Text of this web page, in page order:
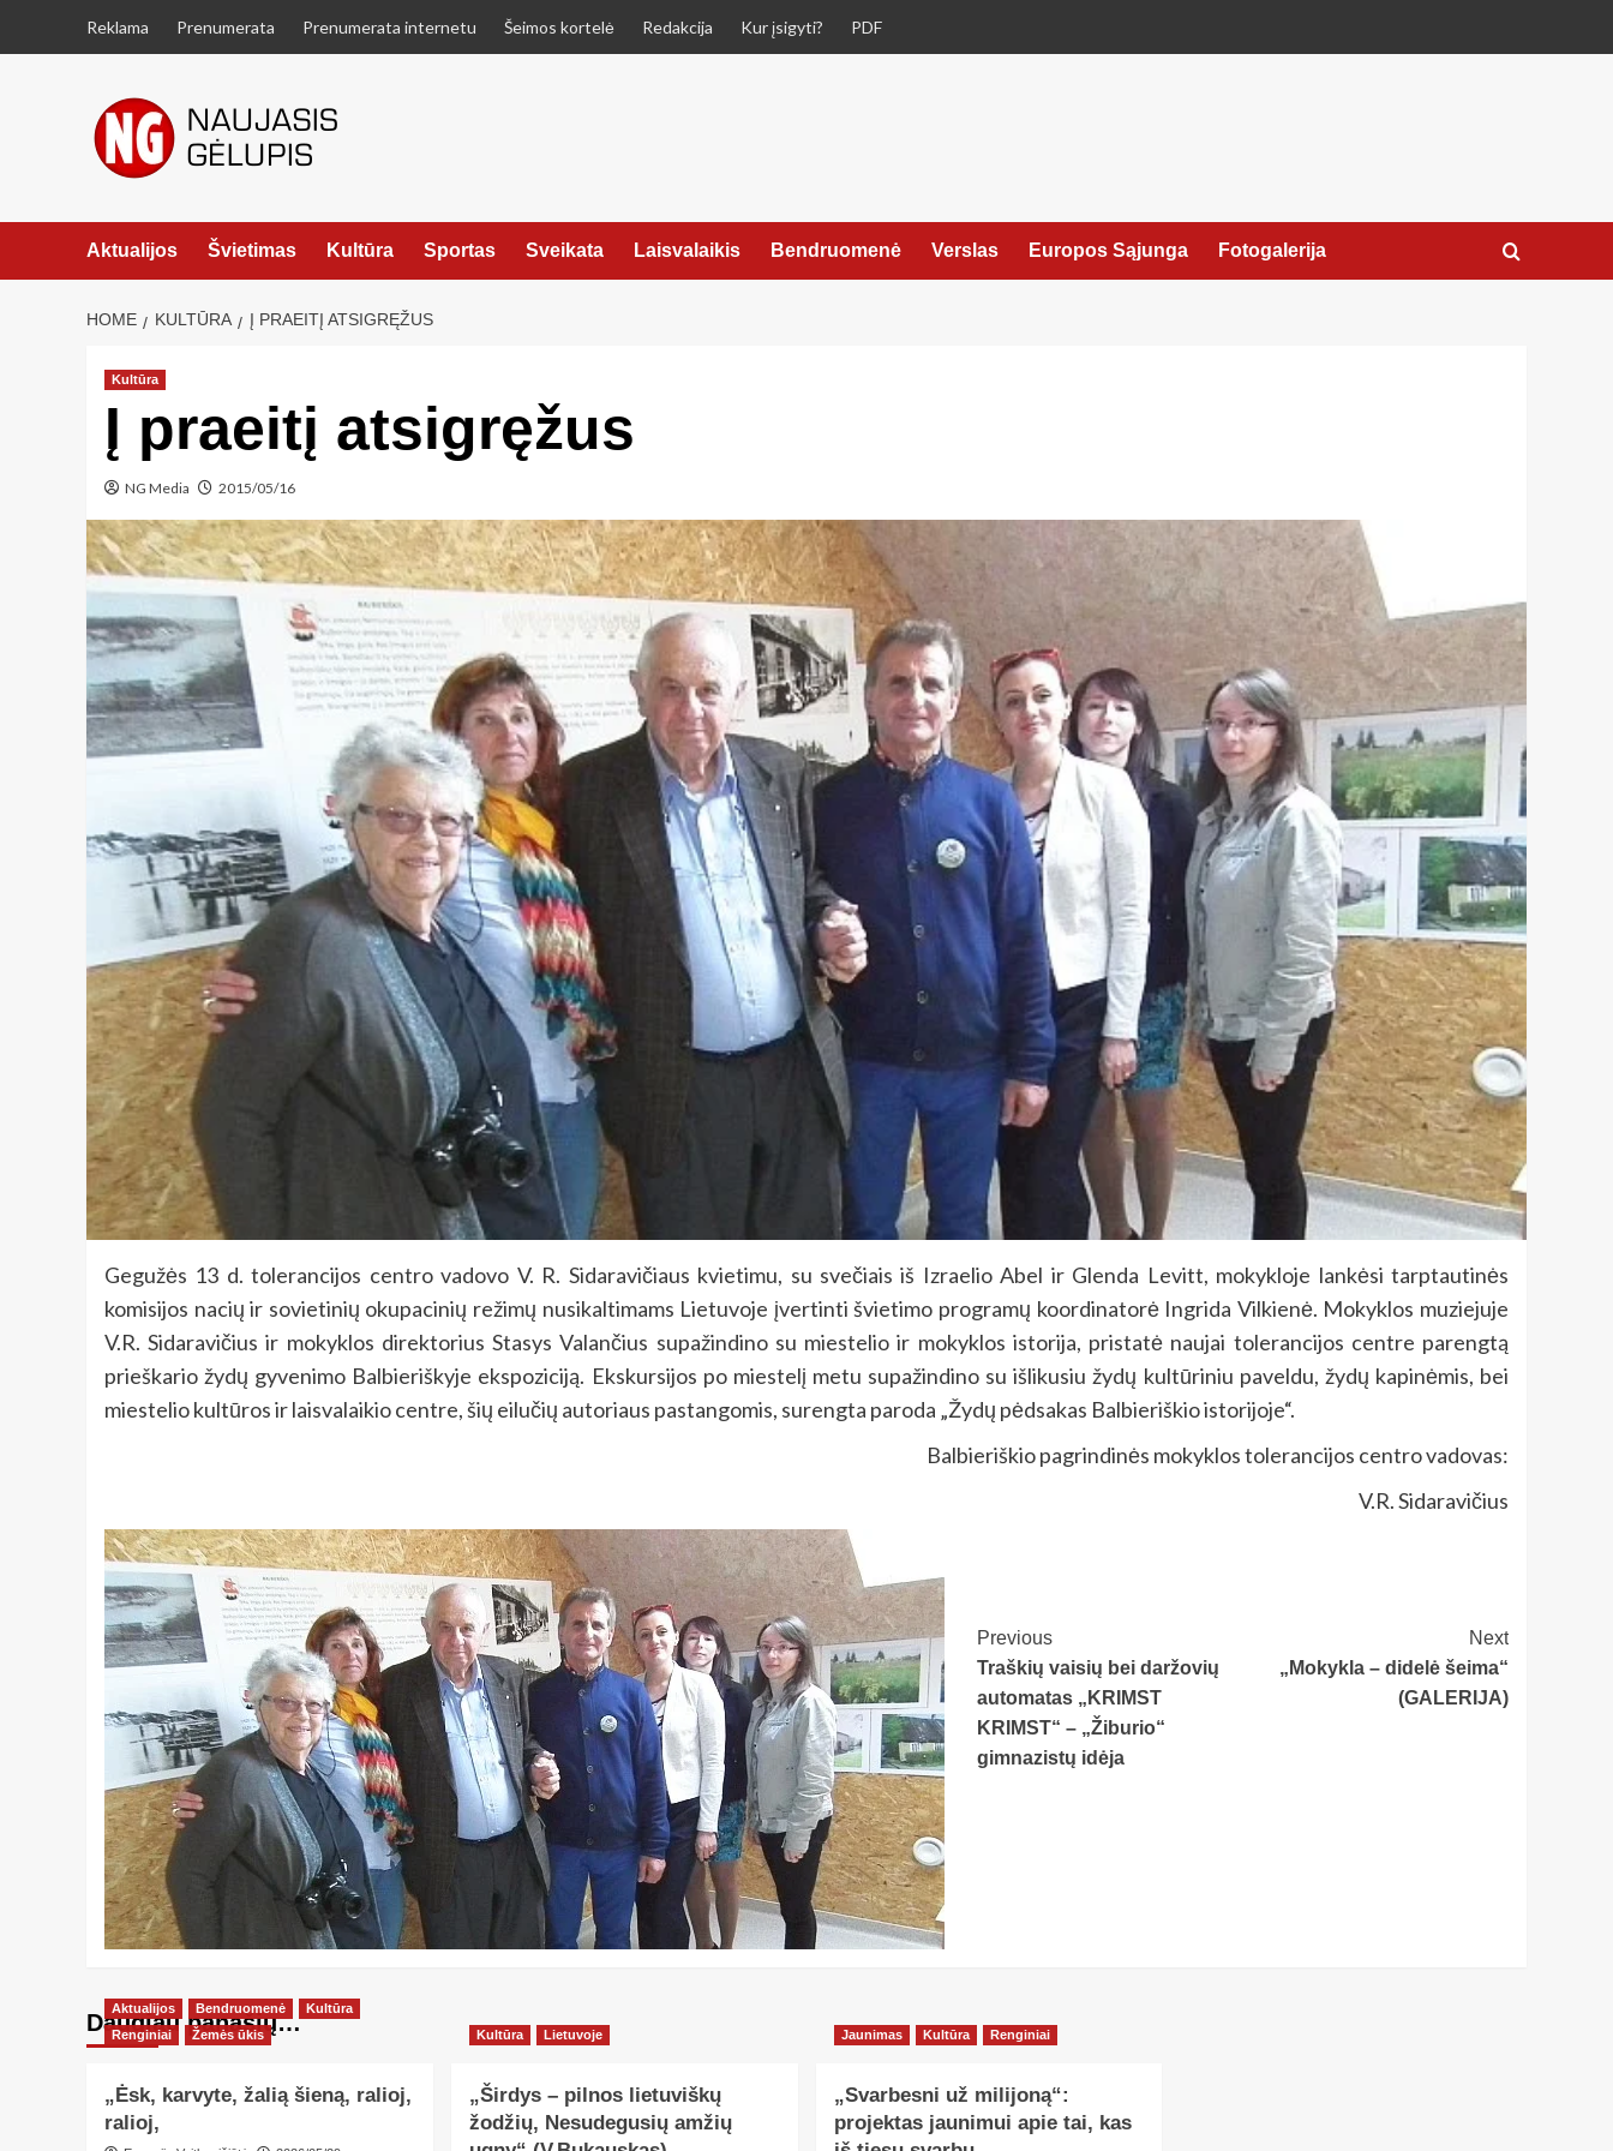
Reklama Prenumerata Prenumerata internetu Šeimos kortelė Redakcija Kur įsigyti? PDF
Aktualijos Švietimas Kultūra Sportas Sveikata Laisvalaikis Bendruomenė Verslas Europos Sąjunga Fotogalerija
HOME KULTŪRA Į PRAEITĮ ATSIGRĘŽUS
Kultūra
Į praeitį atsigręžus
NG Media 2015/05/16
Gegužės 13 d. tolerancijos centro vadovo V. R. Sidaravičiaus kvietimu, su svečiais iš Izraelio Abel ir Glenda Levitt, mokykloje lankėsi tarptautinės
komisijos nacių ir sovietinių okupacinių režimų nusikaltimams Lietuvoje įvertinti švietimo programų koordinatorė Ingrida Vilkienė. Mokyklos muziejuje
V.R. Sidaravičius ir mokyklos direktorius Stasys Valančius supažindino su miestelio ir mokyklos istorija, pristatė naujai tolerancijos centre parengtą
prieškario žydų gyvenimo Balbieriškyje ekspoziciją. Ekskursijos po miestelį metu supažindino su išlikusiu žydų kultūriniu paveldu, žydų kapinėmis, bei
miestelio kultūros ir laisvalaikio centre, šių eilučių autoriaus pastangomis, surengta paroda „Žydų pėdsakas Balbieriškio istorijoje“.
Balbieriškio pagrindinės mokyklos tolerancijos centro vadovas:
V.R. Sidaravičius
Post
Navigation
Previous
Traškių vaisių bei daržovių
automatas „KRIMST
KRIMST“ – „Žiburio“
gimnazistų idėja
Next
„Mokykla – didelė šeima“
(GALERIJA)
Daugiau panašių…
Aktualijos Bendruomenė
Kultūra
Renginiai
Žemės ūkis
„Ėsk, karvyte, žalią šieną, ralioj,
ralioj,
Kultūra Lietuvoje
„Širdys – pilnos lietuviškų
žodžių, Nesudegusių amžių
Jaunimas Kultūra Renginiai
„Svarbesni už milijoną“:
projektas jaunimui apie tai, kas